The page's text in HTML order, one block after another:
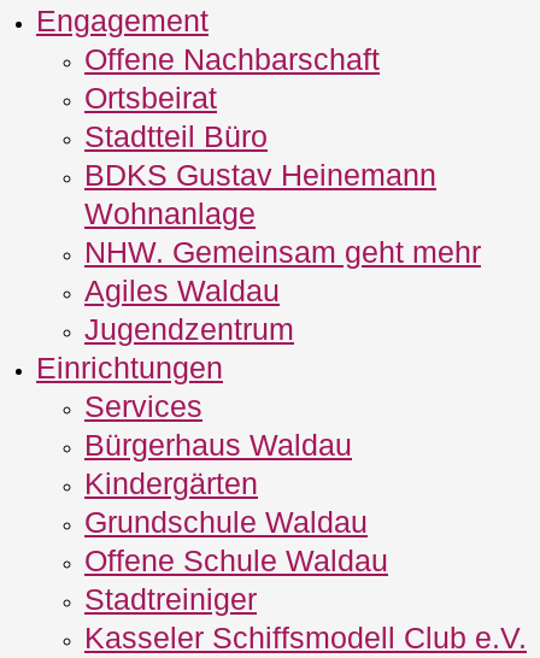
Engagement
Offene Nachbarschaft
Ortsbeirat
Stadtteil Büro
BDKS Gustav Heinemann
Wohnanlage
NHW. Gemeinsam geht mehr
Agiles Waldau
Jugendzentrum
Einrichtungen
Services
Bürgerhaus Waldau
Kindergärten
Grundschule Waldau
Offene Schule Waldau
Stadtreiniger
Kasseler Schiffsmodell Club e.V.